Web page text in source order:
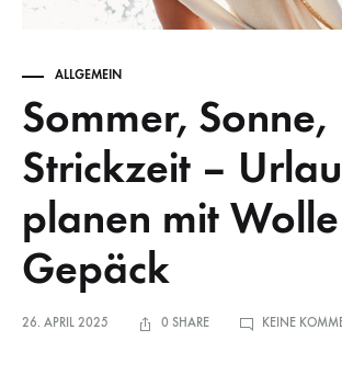
ALLGEMEIN
Sommer, Sonne,
Strickzeit –
planen mit
Gepäck
26. APRIL 2025 0 SHARE KEINE